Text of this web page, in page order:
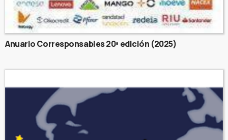
Anuario Corresponsables 20ª edición (2025)